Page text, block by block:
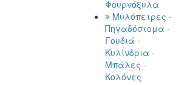
Φουρνόξυλα
Μυλόπετρες -
Πηγαδόστομα -
Γουδιά -
Κυλίνδρια -
Μπάλες -
Κολόνες